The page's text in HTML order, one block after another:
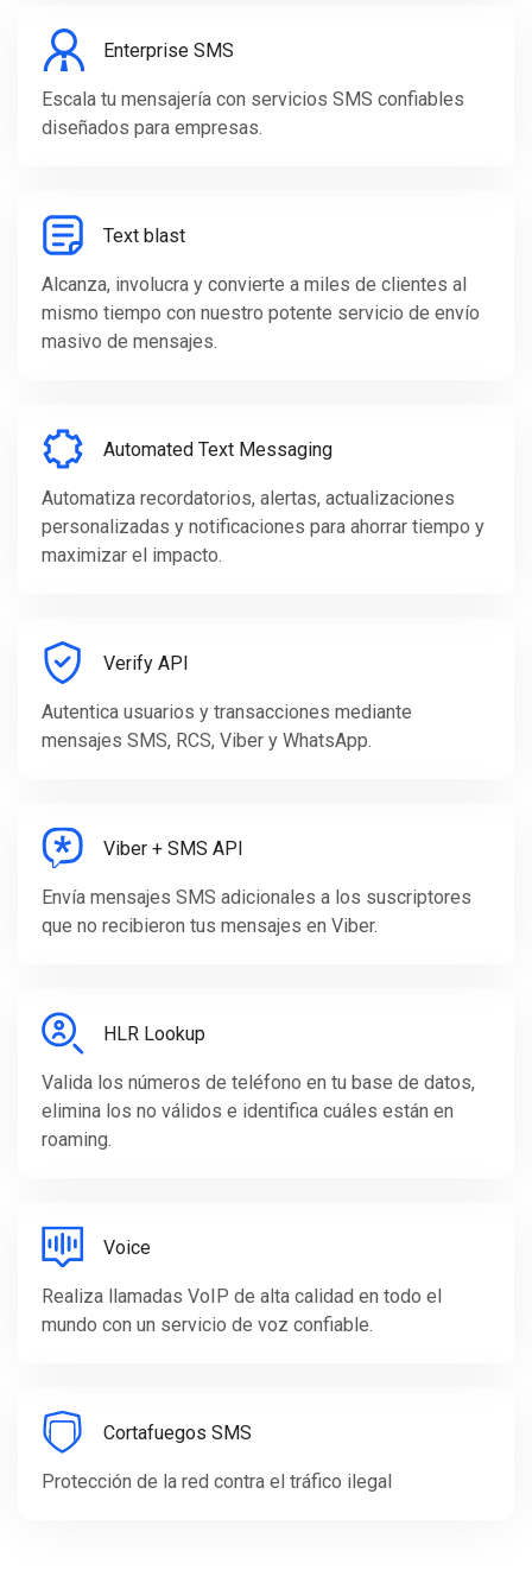
Enterprise SMS
Escala tu mensajería con servicios SMS confiables
diseñados para empresas.
Text blast
Alcanza, involucra y convierte a miles de clientes al
mismo tiempo con nuestro potente servicio de envío
masivo de mensajes.
Automated Text Messaging
Automatiza recordatorios, alertas, actualizaciones
personalizadas y notificaciones para ahorrar tiempo y
maximizar el impacto.
Verify API
Autentica usuarios y transacciones mediante
mensajes SMS, RCS, Viber y WhatsApp.
Viber + SMS API
Envía mensajes SMS adicionales a los suscriptores
que no recibieron tus mensajes en Viber.
HLR Lookup
Valida los números de teléfono en tu base de datos,
elimina los no válidos e identifica cuáles están en
roaming.
Voice
Realiza llamadas VoIP de alta calidad en todo el
mundo con un servicio de voz confiable.
Cortafuegos SMS
Protección de la red contra el tráfico ilegal